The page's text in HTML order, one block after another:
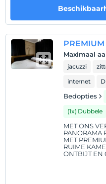
Hotelvoorwaarden
Check in
Na 13:00
Huisdieren toegestaan
Er zijn rookruimtes
Baby's jonger dan 2
Elke kamer is gratis voor
PREMIUM
Maximaal
jacuzzi
internet
Bedopties
(1x) Dubbele
MET ONS
PANORAMA
MET
RUIME
ONTBIJT EN